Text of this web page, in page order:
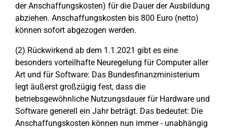
der Anschaffungskosten) für die Dauer der Ausbildung
abziehen. Anschaffungskosten bis 800 Euro (netto)
können sofort abgezogen werden.
(2) Rückwirkend ab dem 1.1.2021 gibt es eine
besonders vorteilhafte Neuregelung für Computer aller
Art und für Software: Das Bundesfinanzministerium
legt äußerst großzügig fest, dass die
betriebsgewöhnliche Nutzungsdauer für Hardware und
Software generell ein Jahr beträgt. Das bedeutet: Die
Anschaffungskosten können nun immer - unabhängig